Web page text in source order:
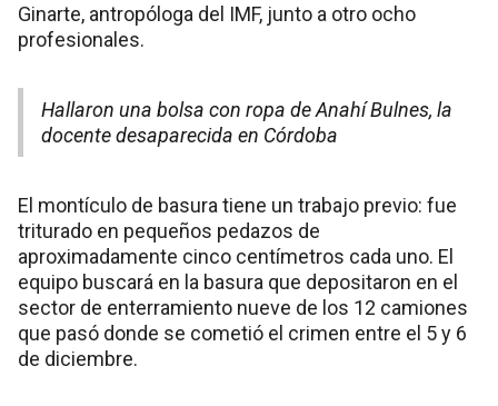
Ginarte, antropóloga del IMF, junto a otro ocho
profesionales.
Hallaron una bolsa con ropa de Anahí Bulnes, la
docente desaparecida en Córdoba
El montículo de basura tiene un trabajo previo: fue
triturado en pequeños pedazos de
aproximadamente cinco centímetros cada uno. El
equipo buscará en la basura que depositaron en el
sector de enterramiento nueve de los 12 camiones
que pasó donde se cometió el crimen entre el 5 y 6
de diciembre.